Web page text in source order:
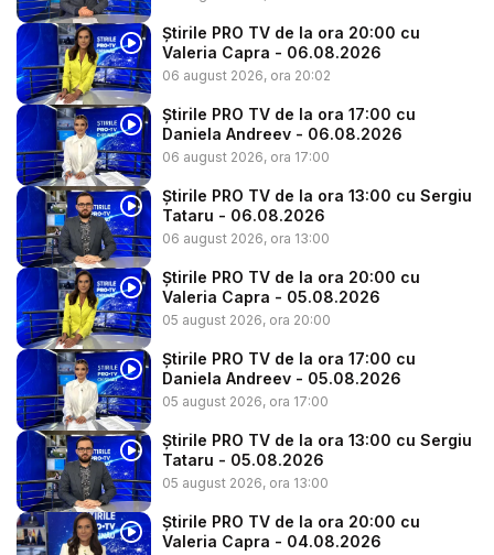
Știrile PRO TV de la ora 20:00 cu
Valeria Capra - 06.08.2026
06 august 2026, ora 20:02
Știrile PRO TV de la ora 17:00 cu
Daniela Andreev - 06.08.2026
06 august 2026, ora 17:00
Știrile PRO TV de la ora 13:00 cu Sergiu
Tataru - 06.08.2026
06 august 2026, ora 13:00
Știrile PRO TV de la ora 20:00 cu
Valeria Capra - 05.08.2026
05 august 2026, ora 20:00
Știrile PRO TV de la ora 17:00 cu
Daniela Andreev - 05.08.2026
05 august 2026, ora 17:00
Știrile PRO TV de la ora 13:00 cu Sergiu
Tataru - 05.08.2026
05 august 2026, ora 13:00
Știrile PRO TV de la ora 20:00 cu
Valeria Capra - 04.08.2026